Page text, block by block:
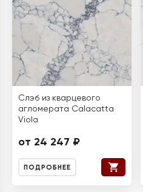
Слэб из кварцевого
агломерата Calacatta
Viola
от 24 247 ₽
ПОДРОБНЕЕ